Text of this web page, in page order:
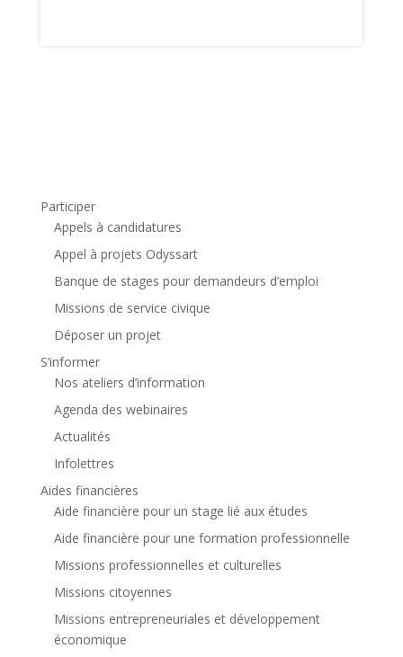
Participer
Appels à candidatures
Appel à projets Odyssart
Banque de stages pour demandeurs d’emploi
Missions de service civique
Déposer un projet
S’informer
Nos ateliers d’information
Agenda des webinaires
Actualités
Infolettres
Aides financières
Aide financière pour un stage lié aux études
Aide financière pour une formation professionnelle
Missions professionnelles et culturelles
Missions citoyennes
Missions entrepreneuriales et développement
économique